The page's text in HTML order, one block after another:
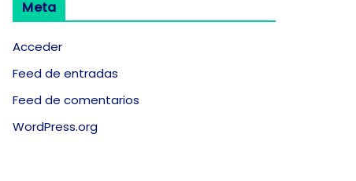
Meta
Acceder
Feed de entradas
Feed de comentarios
WordPress.org